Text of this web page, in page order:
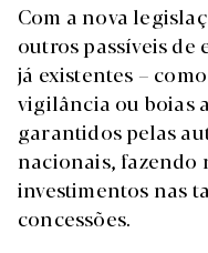
Com a nova
outros passíveis
já existentes –
vigilância ou boias
garantidos pelas
nacionais, fazendo
investimentos nas
concessões.